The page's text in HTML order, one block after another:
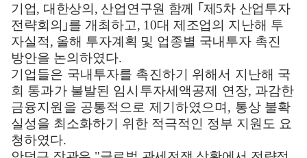
기업, 대한상의 , 산업연구원 함께 ｢제 5차 산업투자
전략회의 ｣를 개최하고, 10대 제조업의 지난해 투
자실적, 올해 투자계획 및 업종별 국내투자 촉진
방안을 논의하였다.
기업들은 국내투자를 촉진하기 위해서 지난해 국
회 통과가 불발된 임시투자세액공제 연장, 과감한
금융지원을 공통적으로 제기하였으며 , 통상 불확
실성을 최소화하기 위한 적극적인 정부 지원도 요
청하였다.